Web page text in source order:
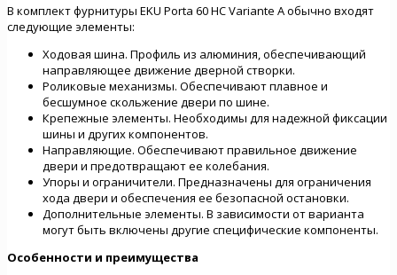
В комплект фурнитуры EKU Porta 60 HC Variante A обычно входят
следующие элементы:
Ходовая шина. Профиль из алюминия, обеспечивающий
направляющее движение дверной створки.
Роликовые механизмы. Обеспечивают плавное и
бесшумное скольжение двери по шине.
Крепежные элементы. Необходимы для надежной фиксации
шины и других компонентов.
Направляющие. Обеспечивают правильное движение
двери и предотвращают ее колебания.
Упоры и ограничители. Предназначены для ограничения
хода двери и обеспечения ее безопасной остановки.
Дополнительные элементы. В зависимости от варианта
могут быть включены другие специфические компоненты.
Особенности и преимущества